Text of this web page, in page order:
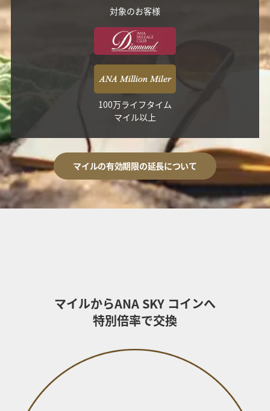
対象のお客様
100万ライフタイム
マイル以上
マイルの有効期限の延長について
マイルからANA SKY コインへ
特別倍率で交換